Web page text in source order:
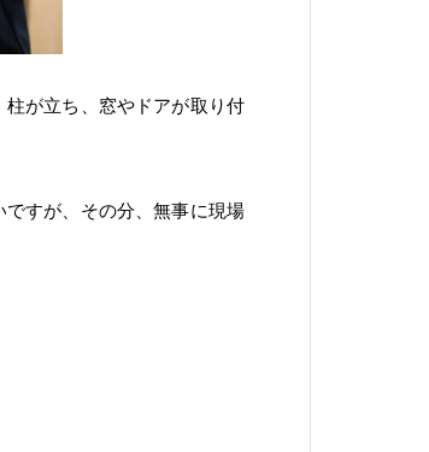
が立ち、窓やドアが取り付
すが、その分、無事に現場